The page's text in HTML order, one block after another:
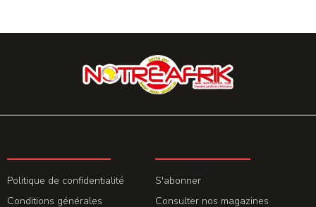
Politique de confidentialité
Conditions générales
S'abonner
Consulter nos magazines